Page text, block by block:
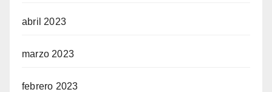
abril 2023
marzo 2023
febrero 2023